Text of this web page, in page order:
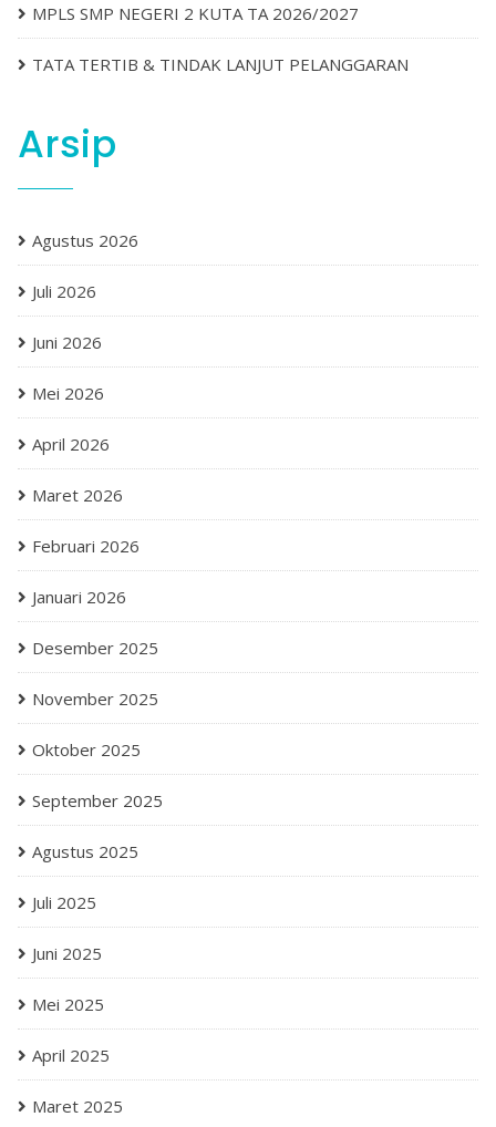
MPLS SMP NEGERI 2 KUTA TA 2026/2027
TATA TERTIB & TINDAK LANJUT PELANGGARAN
Arsip
Agustus 2026
Juli 2026
Juni 2026
Mei 2026
April 2026
Maret 2026
Februari 2026
Januari 2026
Desember 2025
November 2025
Oktober 2025
September 2025
Agustus 2025
Juli 2025
Juni 2025
Mei 2025
April 2025
Maret 2025